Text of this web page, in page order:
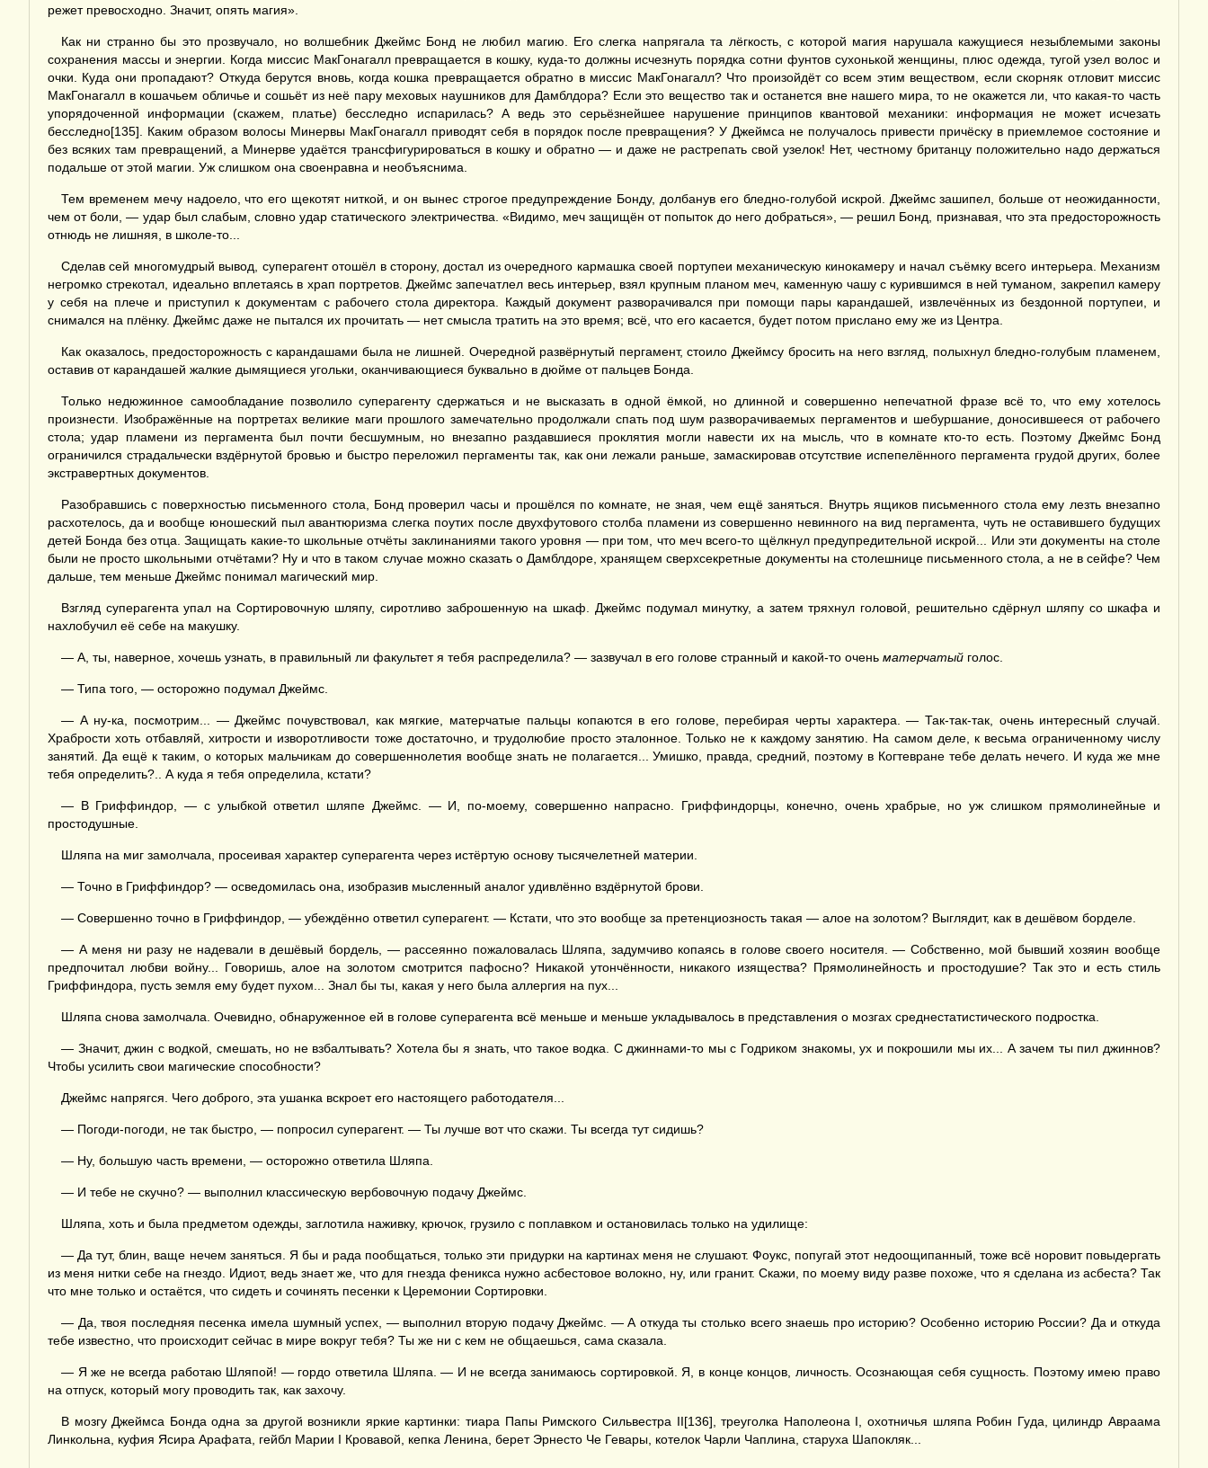
режет превосходно. Значит, опять магия».
Как ни странно бы это прозвучало, но волшебник Джеймс Бонд не любил магию. Его слегка напрягала та лёгкость, с которой магия нарушала кажущиеся незыблемыми законы
сохранения массы и энергии. Когда миссис МакГонагалл превращается в кошку, куда-то должны исчезнуть порядка сотни фунтов сухонькой женщины, плюс одежда, тугой узел волос и
очки. Куда они пропадают? Откуда берутся вновь, когда кошка превращается обратно в миссис МакГонагалл? Что произойдёт со всем этим веществом, если скорняк отловит миссис
МакГонагалл в кошачьем обличье и сошьёт из неё пару меховых наушников для Дамблдора? Если это вещество так и останется вне нашего мира, то не окажется ли, что какая-то часть
упорядоченной информации (скажем, платье) бесследно испарилась? А ведь это серьёзнейшее нарушение принципов квантовой механики: информация не может исчезать
бесследно[135]. Каким образом волосы Минервы МакГонагалл приводят себя в порядок после превращения? У Джеймса не получалось привести причёску в приемлемое состояние и
без всяких там превращений, а Минерве удаётся трансфигурироваться в кошку и обратно — и даже не растрепать свой узелок! Нет, честному британцу положительно надо держаться
подальше от этой магии. Уж слишком она своенравна и необъяснима.
Тем временем мечу надоело, что его щекотят ниткой, и он вынес строгое предупреждение Бонду, долбанув его бледно-голубой искрой. Джеймс зашипел, больше от неожиданности,
чем от боли, — удар был слабым, словно удар статического электричества. «Видимо, меч защищён от попыток до него добраться», — решил Бонд, признавая, что эта предосторожность
отнюдь не лишняя, в школе-то...
Сделав сей многомудрый вывод, суперагент отошёл в сторону, достал из очередного кармашка своей портупеи механическую кинокамеру и начал съёмку всего интерьера. Механизм
негромко стрекотал, идеально вплетаясь в храп портретов. Джеймс запечатлел весь интерьер, взял крупным планом меч, каменную чашу с курившимся в ней туманом, закрепил камеру
у себя на плече и приступил к документам с рабочего стола директора. Каждый документ разворачивался при помощи пары карандашей, извлечённых из бездонной портупеи, и
снимался на плёнку. Джеймс даже не пытался их прочитать — нет смысла тратить на это время; всё, что его касается, будет потом прислано ему же из Центра.
Как оказалось, предосторожность с карандашами была не лишней. Очередной развёрнутый пергамент, стоило Джеймсу бросить на него взгляд, полыхнул бледно-голубым пламенем,
оставив от карандашей жалкие дымящиеся угольки, оканчивающиеся буквально в дюйме от пальцев Бонда.
Только недюжинное самообладание позволило суперагенту сдержаться и не высказать в одной ёмкой, но длинной и совершенно непечатной фразе всё то, что ему хотелось
произнести. Изображённые на портретах великие маги прошлого замечательно продолжали спать под шум разворачиваемых пергаментов и шебуршание, доносившееся от рабочего
стола; удар пламени из пергамента был почти бесшумным, но внезапно раздавшиеся проклятия могли навести их на мысль, что в комнате кто-то есть. Поэтому Джеймс Бонд
ограничился страдальчески вздёрнутой бровью и быстро переложил пергаменты так, как они лежали раньше, замаскировав отсутствие испепелённого пергамента грудой других, более
экстравертных документов.
Разобравшись с поверхностью письменного стола, Бонд проверил часы и прошёлся по комнате, не зная, чем ещё заняться. Внутрь ящиков письменного стола ему лезть внезапно
расхотелось, да и вообще юношеский пыл авантюризма слегка поутих после двухфутового столба пламени из совершенно невинного на вид пергамента, чуть не оставившего будущих
детей Бонда без отца. Защищать какие-то школьные отчёты заклинаниями такого уровня — при том, что меч всего-то щёлкнул предупредительной искрой... Или эти документы на столе
были не просто школьными отчётами? Ну и что в таком случае можно сказать о Дамблдоре, хранящем сверхсекретные документы на столешнице письменного стола, а не в сейфе? Чем
дальше, тем меньше Джеймс понимал магический мир.
Взгляд суперагента упал на Сортировочную шляпу, сиротливо заброшенную на шкаф. Джеймс подумал минутку, а затем тряхнул головой, решительно сдёрнул шляпу со шкафа и
нахлобучил её себе на макушку.
— А, ты, наверное, хочешь узнать, в правильный ли факультет я тебя распределила? — зазвучал в его голове странный и какой-то очень матерчатый голос.
— Типа того, — осторожно подумал Джеймс.
— А ну-ка, посмотрим... — Джеймс почувствовал, как мягкие, матерчатые пальцы копаются в его голове, перебирая черты характера. — Так-так-так, очень интересный случай.
Храбрости хоть отбавляй, хитрости и изворотливости тоже достаточно, и трудолюбие просто эталонное. Только не к каждому занятию. На самом деле, к весьма ограниченному числу
занятий. Да ещё к таким, о которых мальчикам до совершеннолетия вообще знать не полагается... Умишко, правда, средний, поэтому в Когтевране тебе делать нечего. И куда же мне
тебя определить?.. А куда я тебя определила, кстати?
— В Гриффиндор, — с улыбкой ответил шляпе Джеймс. — И, по-моему, совершенно напрасно. Гриффиндорцы, конечно, очень храбрые, но уж слишком прямолинейные и
простодушные.
Шляпа на миг замолчала, просеивая характер суперагента через истёртую основу тысячелетней материи.
— Точно в Гриффиндор? — осведомилась она, изобразив мысленный аналог удивлённо вздёрнутой брови.
— Совершенно точно в Гриффиндор, — убеждённо ответил суперагент. — Кстати, что это вообще за претенциозность такая — алое на золотом? Выглядит, как в дешёвом борделе.
— А меня ни разу не надевали в дешёвый бордель, — рассеянно пожаловалась Шляпа, задумчиво копаясь в голове своего носителя. — Собственно, мой бывший хозяин вообще
предпочитал любви войну... Говоришь, алое на золотом смотрится пафосно? Никакой утончённости, никакого изящества? Прямолинейность и простодушие? Так это и есть стиль
Гриффиндора, пусть земля ему будет пухом... Знал бы ты, какая у него была аллергия на пух...
Шляпа снова замолчала. Очевидно, обнаруженное ей в голове суперагента всё меньше и меньше укладывалось в представления о мозгах среднестатистического подростка.
— Значит, джин с водкой, смешать, но не взбалтывать? Хотела бы я знать, что такое водка. С джиннами-то мы с Годриком знакомы, ух и покрошили мы их... А зачем ты пил джиннов?
Чтобы усилить свои магические способности?
Джеймс напрягся. Чего доброго, эта ушанка вскроет его настоящего работодателя...
— Погоди-погоди, не так быстро, — попросил суперагент. — Ты лучше вот что скажи. Ты всегда тут сидишь?
— Ну, большую часть времени, — осторожно ответила Шляпа.
— И тебе не скучно? — выполнил классическую вербовочную подачу Джеймс.
Шляпа, хоть и была предметом одежды, заглотила наживку, крючок, грузило с поплавком и остановилась только на удилище:
— Да тут, блин, ваще нечем заняться. Я бы и рада пообщаться, только эти придурки на картинах меня не слушают. Фоукс, попугай этот недоощипанный, тоже всё норовит повыдергать
из меня нитки себе на гнездо. Идиот, ведь знает же, что для гнезда феникса нужно асбестовое волокно, ну, или гранит. Скажи, по моему виду разве похоже, что я сделана из асбеста? Так
что мне только и остаётся, что сидеть и сочинять песенки к Церемонии Сортировки.
— Да, твоя последняя песенка имела шумный успех, — выполнил вторую подачу Джеймс. — А откуда ты столько всего знаешь про историю? Особенно историю России? Да и откуда
тебе известно, что происходит сейчас в мире вокруг тебя? Ты же ни с кем не общаешься, сама сказала.
— Я же не всегда работаю Шляпой! — гордо ответила Шляпа. — И не всегда занимаюсь сортировкой. Я, в конце концов, личность. Осознающая себя сущность. Поэтому имею право
на отпуск, который могу проводить так, как захочу.
В мозгу Джеймса Бонда одна за другой возникли яркие картинки: тиара Папы Римского Сильвестра II[136], треуголка Наполеона I, охотничья шляпа Робин Гуда, цилиндр Авраама
Линкольна, куфия Ясира Арафата, гейбл Марии I Кровавой, кепка Ленина, берет Эрнесто Че Гевары, котелок Чарли Чаплина, старуха Шапокляк...